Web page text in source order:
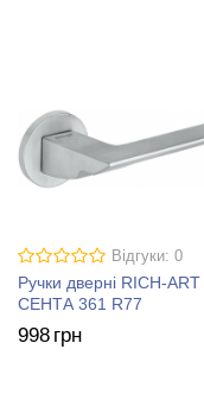
Відгуки: 0
Ручки дверні RICH-ART
СЕНТА 361 R77
998 грн